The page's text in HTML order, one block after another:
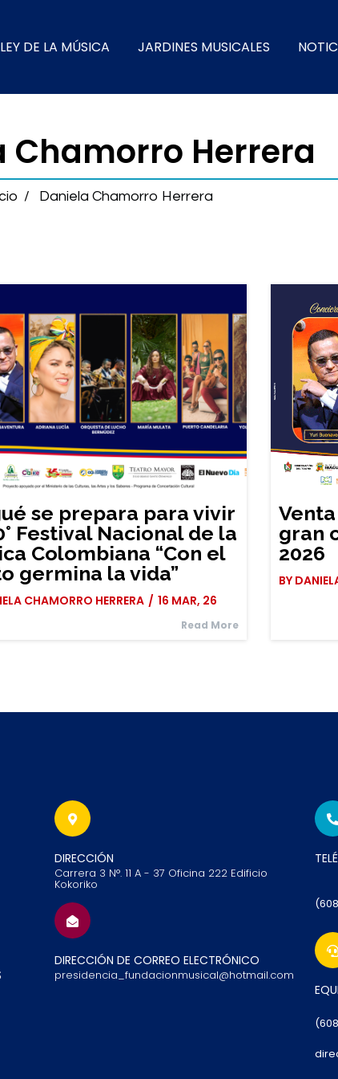
LEY DE LA MÚSICA JARDINES MUSICALES
Chamorro Herrera
/ Daniela Chamorro Herrera
se prepara para vivir
Festival Nacional de la
Colombiana “Con el
germina la vida”
CHAMORRO HERRERA / 16 MAR, 26
Read More
gran
2026
BY
DIRECCIÓN
Carrera 3 N°. 11 A - 37 Oficina 222 Edificio
Kokoriko
DIRECCIÓN DE CORREO ELECTRÓNICO
presidencia_fundacionmusical@hotmail.com
(6